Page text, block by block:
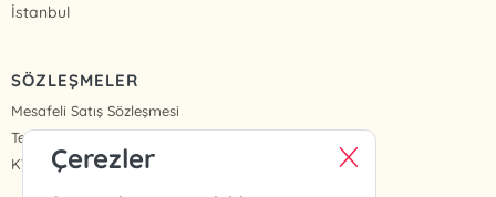
İstanbul
SÖZLEŞMELER
Mesafeli Satış Sözleşmesi
Teslimat ve İade
KVKK Politikası ve Aydınlatma Metinleri
Çerezler